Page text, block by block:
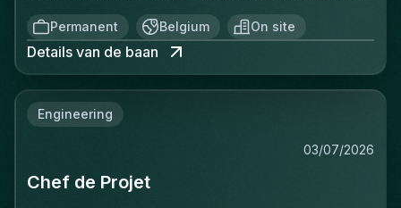
van een volledig nieuwe productielijn voor
ventilatiekanalen te leiden. Je bent
verantwoordelijk voor de volledige uitrol van dit
strategische project, van de opstartfase tot het
klantencontracten.Belangrijkste
van de productielijn aansturenCommerciële
prospectie uitvoeren en de verkoop verder
Permanent Belgium On site
Details van de baan
Engineering
03/07/2026
Chef de Projet